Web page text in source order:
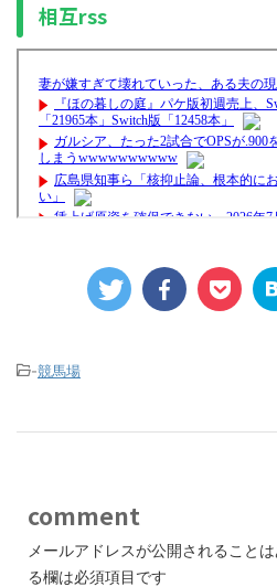
相互rss
-競馬場
comment
メールアドレスが公開されることは
る欄は必須項目です